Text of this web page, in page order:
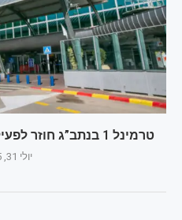
טרמינל 1 בנתב”ג חוזר לפעילות – 800 טיסות באוגוסט
יולי 31, 2025